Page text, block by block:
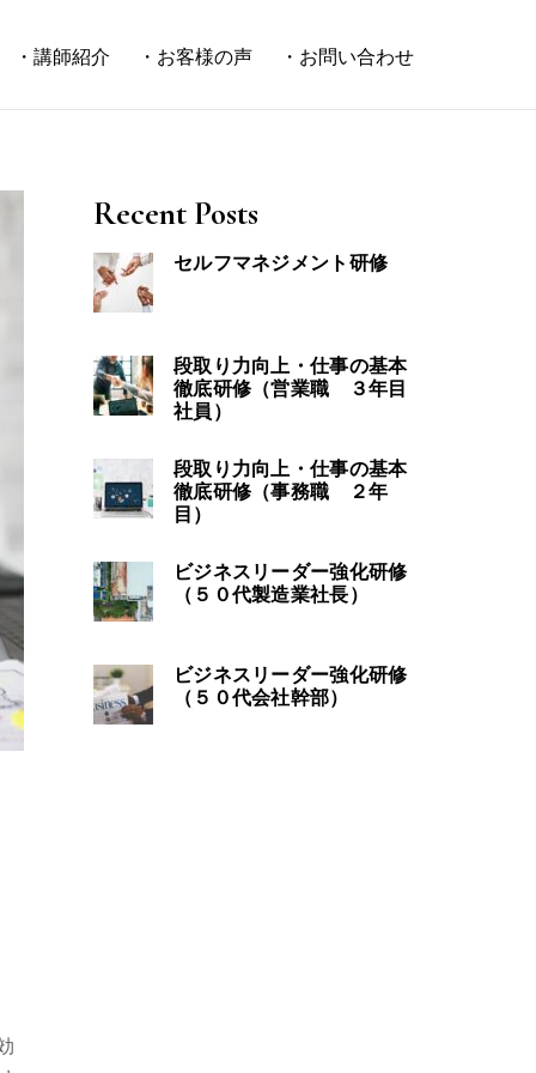
・講師紹介 ・お客様の声 ・お問い合わせ
Recent Posts
セルフマネジメント研修
段取り力向上・仕事の基本
徹底研修（営業職 ３年目
社員）
段取り力向上・仕事の基本
徹底研修（事務職 ２年
目）
ビジネスリーダー強化研修
（５０代製造業社長）
ビジネスリーダー強化研修
（５０代会社幹部）